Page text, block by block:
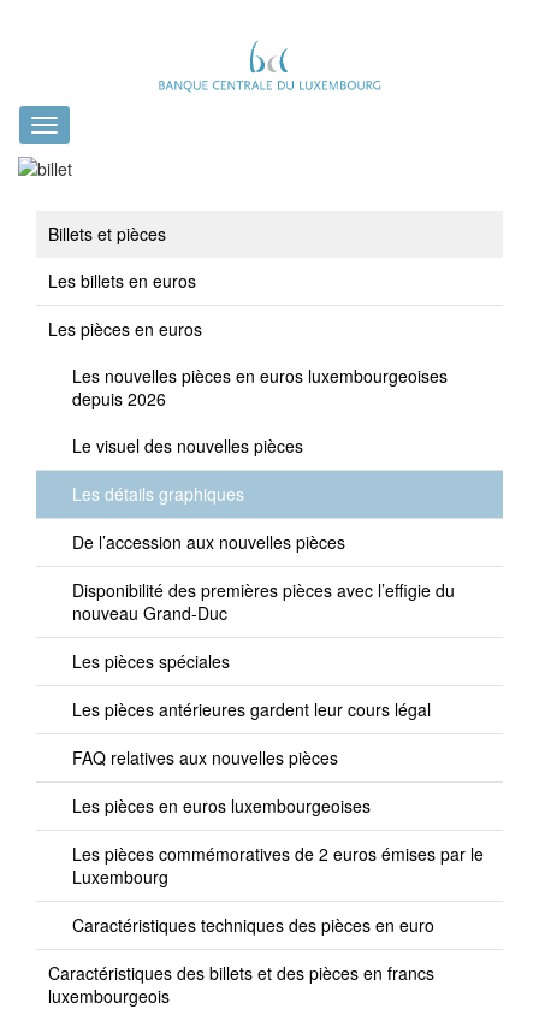
Toggle
navigation
Billets et pièces
Les billets en euros
Les pièces en euros
Les nouvelles pièces en euros luxembourgeoises
depuis 2026
Le visuel des nouvelles pièces
Les détails graphiques
De l’accession aux nouvelles pièces
Disponibilité des premières pièces avec l’effigie du
nouveau Grand-Duc
Les pièces spéciales
Les pièces antérieures gardent leur cours légal
FAQ relatives aux nouvelles pièces
Les pièces en euros luxembourgeoises
Les pièces commémoratives de 2 euros émises par le
Luxembourg
Caractéristiques techniques des pièces en euro
Caractéristiques des billets et des pièces en francs
luxembourgeois